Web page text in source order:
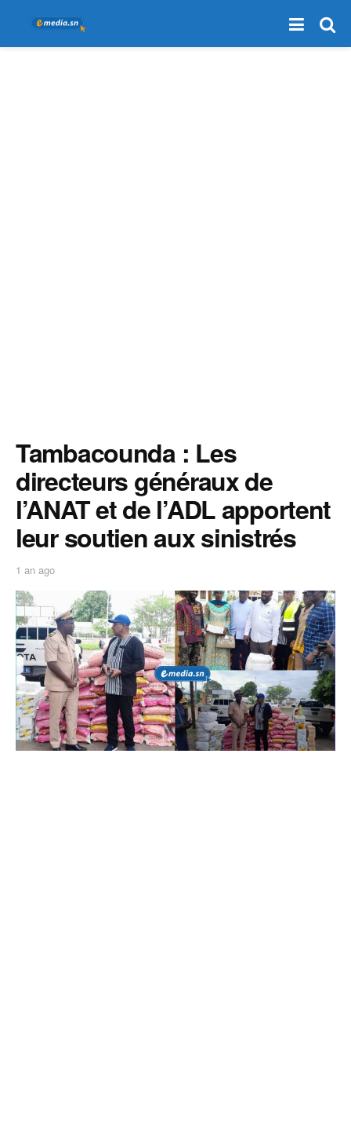
Tambacounda : Les
directeurs généraux de
l’ANAT et de l’ADL apportent
leur soutien aux sinistrés
1 an ago